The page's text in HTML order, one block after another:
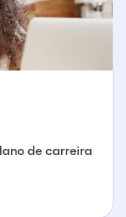
de carreira